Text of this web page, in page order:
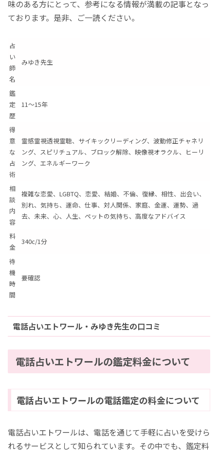
味のある方にとって、参考になる情報が満載の記事となっ
ております。是非、ご一読ください。
占
い
師
名
みゆき先生
鑑
定
歴
11～15年
得
意
な
占
術
霊感霊視透視霊聴、サイキックリーディング、波動修正チャネリ
ング、スピリチュアル、ブロック解除、映像視オラクル、ヒーリ
ング、エネルギーワーク
相
談
内
容
複雑な恋愛、LGBTQ、恋愛、結婚、不倫、復縁、相性、出会い、
別れ、気持ち、運命、仕事、対人関係、家庭、金運、運勢、過
去、未来、心、人生、ペットの気持ち、高度なアドバイス
料
金
340c/1分
待
機
時
間
要確認
電話占いエトワール・みゆき先生の口コミ
電話占いエトワールの鑑定料金について
電話占いエトワールの電話鑑定の料金について
電話占いエトワールは、電話を通じて手軽に占いを受けら
れるサービスとして知られています。その中でも、鑑定料